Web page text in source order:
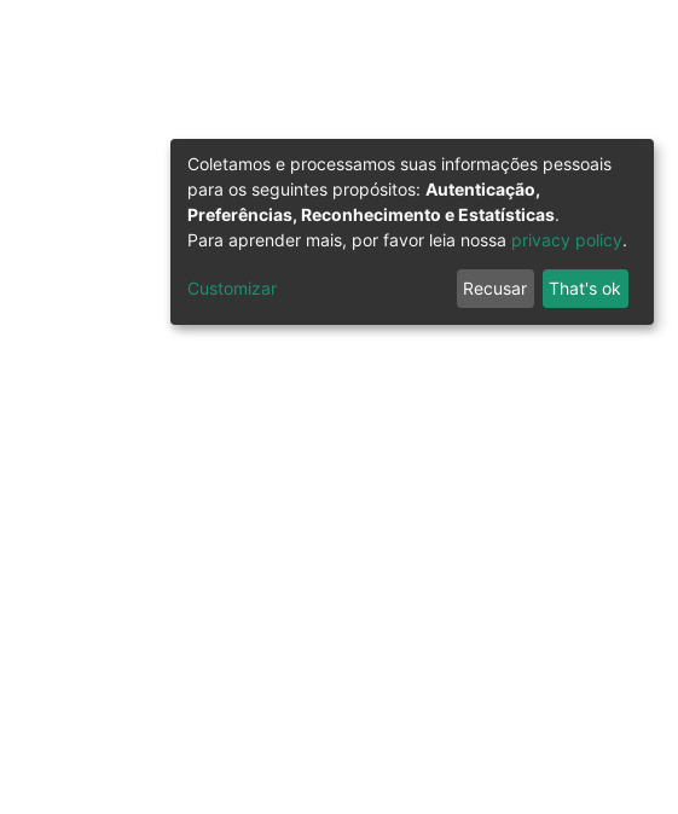
Coletamos e processamos suas informações pessoais
para os seguintes propósitos: Autenticação,
Preferências, Reconhecimento e Estatísticas.
Para aprender mais, por favor leia nossa privacy policy.
Customizar Recusar That's ok